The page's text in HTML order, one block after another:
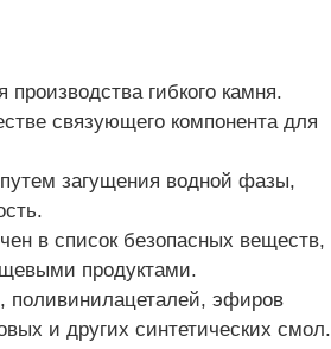
гибкого камня.
связующего компонента для
загущения водной фазы,
в список безопасных веществ,
продуктами.
эфиров
и других синтетических смол.